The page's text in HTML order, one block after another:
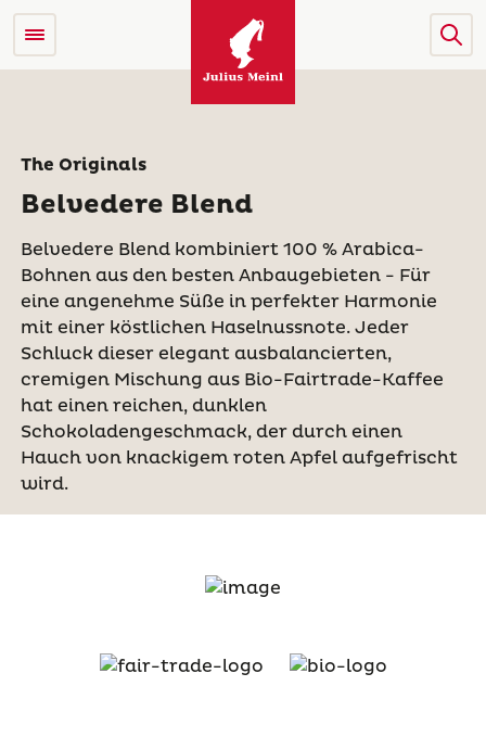
The Originals
Belvedere Blend
Belvedere Blend kombiniert 100 % Arabica-
Bohnen aus den besten Anbaugebieten - Für
eine angenehme Süße in perfekter Harmonie
mit einer köstlichen Haselnussnote. Jeder
Schluck dieser elegant ausbalancierten,
cremigen Mischung aus Bio-Fairtrade-Kaffee
hat einen reichen, dunklen
Schokoladengeschmack, der durch einen
Hauch von knackigem roten Apfel aufgefrischt
wird.